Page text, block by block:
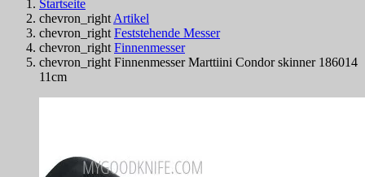
Startseite
chevron_right Artikel
chevron_right Feststehende Messer
chevron_right Finnenmesser
chevron_right Finnenmesser Marttiini Condor skinner 186014
11cm